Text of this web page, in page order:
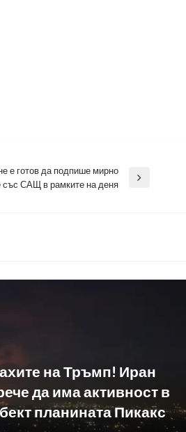
е готов да подпише мирно
със САЩ в рамките на деня
на Тръмп! Иран
да има активност в
планината Пикакс